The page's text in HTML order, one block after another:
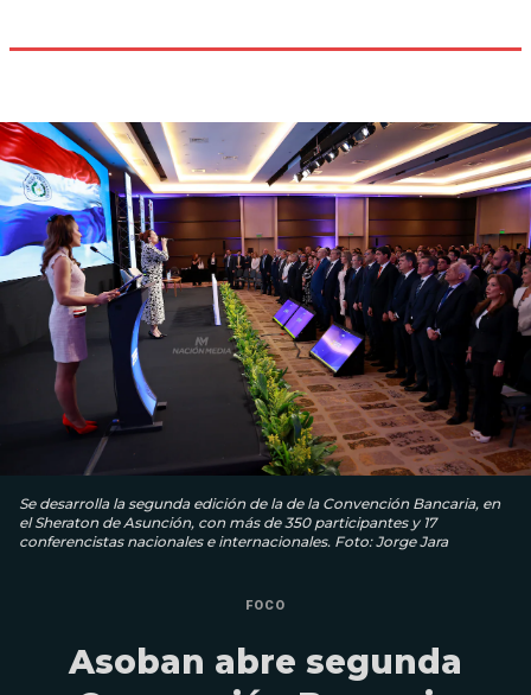
Se desarrolla la segunda edición de la de la Convención Bancaria, en
el Sheraton de Asunción, con más de 350 participantes y 17
conferencistas nacionales e internacionales. Foto: Jorge Jara
FOCO
Asoban abre segunda